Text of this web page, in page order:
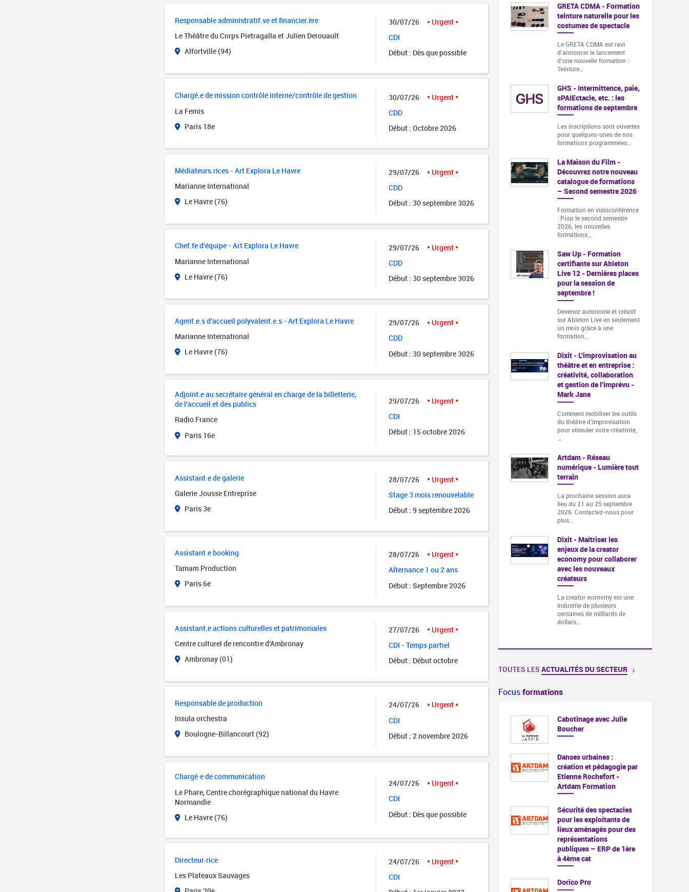
Responsable administratif.ve et financier.ère
Le Théâtre du Corps Pietragalla et Julien Derouault
Alfortville (94)
30/07/26
Urgent
CDI
Début : Dès que possible
Chargé.e de mission contrôle interne/contrôle de gestion
La Femis
Paris 18e
30/07/26
Urgent
CDD
Début : Octobre 2026
Médiateurs.rices - Art Explora Le Havre
Marianne International
Le Havre (76)
29/07/26
Urgent
CDD
Début : 30 septembre 3026
Chef.fe d'équipe - Art Explora Le Havre
Marianne International
Le Havre (76)
29/07/26
Urgent
CDD
Début : 30 septembre 3026
Agent.e.s d'accueil polyvalent.e.s - Art Explora Le Havre
Marianne International
Le Havre (76)
29/07/26
Urgent
CDD
Début : 30 septembre 3026
Adjoint.e au secrétaire général en charge de la billetterie,
de l'accueil et des publics
Radio France
Paris 16e
29/07/26
Urgent
CDI
Début : 15 octobre 2026
Assistant·e de galerie
Galerie Jousse Entreprise
Paris 3e
28/07/26
Urgent
Stage 3 mois renouvelable
Début : 9 septembre 2026
Assistant.e booking
Tamam Production
Paris 6e
28/07/26
Urgent
Alternance 1 ou 2 ans
Début : Septembre 2026
Assistant.e actions culturelles et patrimoniales
Centre culturel de rencontre d'Ambronay
Ambronay (01)
27/07/26
Urgent
CDI - Temps partiel
Début : Début octobre
Responsable de production
Insula orchestra
Boulogne-Billancourt (92)
24/07/26
Urgent
CDI
Début : 2 novembre 2026
Chargé·e de communication
Le Phare, Centre chorégraphique national du Havre
Normandie
Le Havre (76)
24/07/26
Urgent
CDI
Début : Dès que possible
Directeur·rice
Les Plateaux Sauvages
24/07/26
Urgent
CDI
GRETA CDMA - Formation
teinture naturelle pour les
costumes de spectacle
Le GRETA CDMA est ravi
d'annoncer le lancement
d'une nouvelle formation :
Teinture…
GHS - Intermittence, paie,
sPAIEctacle, etc. : les
formations de septembre
Les inscriptions sont ouvertes
pour quelques-unes de nos
formations programmées…
La Maison du Film -
Découvrez notre nouveau
catalogue de formations
– Second semestre 2026
Formation en visioconférence
: Pour le second semestre
2026, les nouvelles
formations…
Saw Up - Formation
certifiante sur Ableton
Live 12 - Dernières places
pour la session de
septembre !
Devenez autonome et créatif
sur Ableton Live en seulement
un mois grâce à une
formation…
Dixit - L'improvisation au
théâtre et en entreprise :
créativité, collaboration
et gestion de l'imprévu -
Mark Jane
Comment mobiliser les outils
du théâtre d’improvisation
pour stimuler votre créativité,
Artdam - Réseau
numérique - Lumière tout
terrain
La prochaine session aura
lieu du 21 au 25 septembre
2026. Contactez-nous pour
plus…
Dixit - Maîtriser les
enjeux de la creator
economy pour collaborer
avec les nouveaux
créateurs
La creator economy est une
industrie de plusieurs
centaines de milliards de
dollars…
TOUTES LES ACTUALITÉS DU SECTEUR
Focusformations
Cabotinage avec Julie
Boucher
Danses urbaines :
création et pédagogie par
Etienne Rochefort -
Artdam Formation
Sécurité des spectacles
pour les exploitants de
lieux aménagés pour des
représentations
publiques – ERP de 1ère
à 4ème cat
Dorico Pro